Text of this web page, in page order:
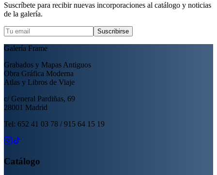
Suscríbete para recibir nuevas incorporaciones al catálogo y noticias
de la galería.
Suscribirse
Galería Frame
Grabados y Mapas Antiguos
Obra Gráfica Moderna
Atlas y Libros de Viaje
c/ General Pardiñas, 69
28001 Madrid
Tel: 652 41 03 78 / 915 64 15 19
Catálogo